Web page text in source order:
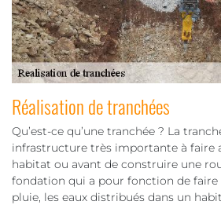
Réalisation de tranchées
Qu’est-ce qu’une tranchée ? La
infrastructure très importante à faire
habitat ou avant de construire une
fondation qui a pour fonction de faire
pluie, les eaux distribués dans un